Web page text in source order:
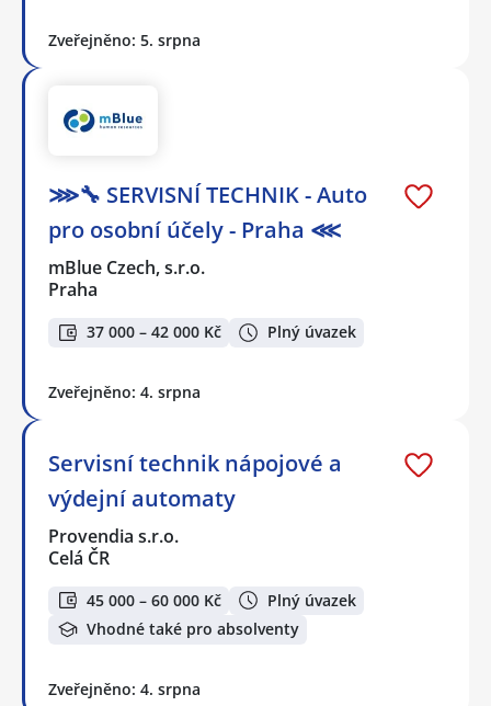
Zveřejněno: 5. srpna
⋙🔧 SERVISNÍ TECHNIK - Auto
pro osobní účely - Praha ⋘
mBlue Czech, s.r.o.
Praha
37 000 – 42 000 Kč Plný úvazek
Zveřejněno: 4. srpna
Servisní technik nápojové a
výdejní automaty
Provendia s.r.o.
Celá ČR
45 000 – 60 000 Kč
Plný úvazek
Vhodné také pro absolventy
Zveřejněno: 4. srpna